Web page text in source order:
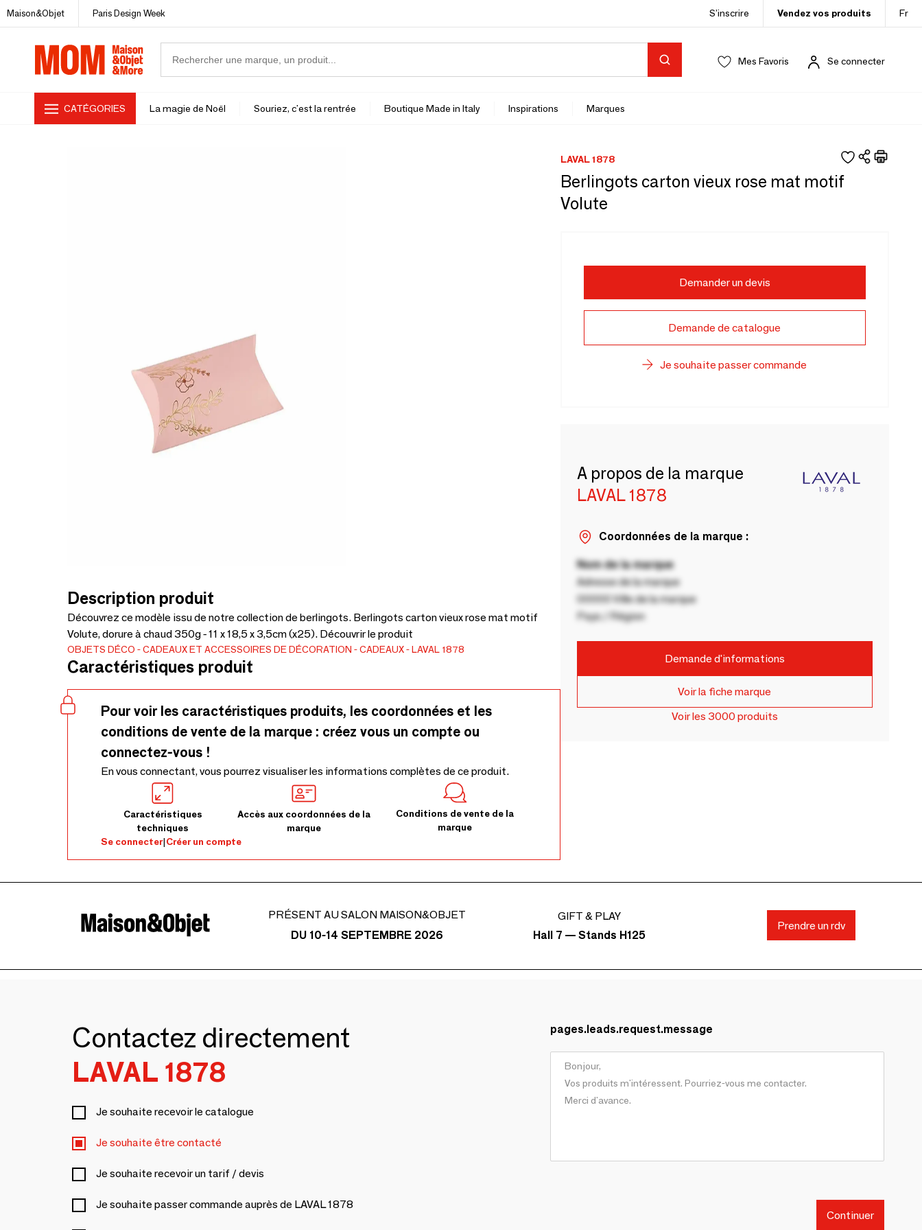
Maison&Objet Paris Design Week S’inscrire Vendez vos produits Fr
Mes Favoris Se connecter
CATÉGORIES La magie de Noël Souriez, c'est la rentrée Boutique Made in Italy Inspirations Marques
Description produit
Découvrez ce modèle issu de notre collection de berlingots. Berlingots carton vieux rose mat motif
Volute, dorure à chaud 350g - 11 x 18,5 x 3,5cm (x25). Découvrir le produit
OBJETS DÉCO CADEAUX ET ACCESSOIRES DE DÉCORATION CADEAUX LAVAL 1878
Caractéristiques produit
Pour voir les caractéristiques produits, les coordonnées et les
conditions de vente de la marque : créez vous un compte ou
connectez-vous !
En vous connectant, vous pourrez visualiser les informations complètes de ce produit.
Caractéristiques
techniques
Accès aux coordonnées de la
marque
Conditions de vente de la
marque
Se connecter|Créer un compte
LAVAL 1878
Berlingots carton vieux rose mat motif
Volute
Demander un devis
Demande de catalogue
Je souhaite passer commande
A propos de la marque
LAVAL 1878
Coordonnées de la marque :
Nom de la marque
Adresse de la marque
00000 Ville de la marque
Pays / Région
Demande d'informations
Voir la fiche marque
Voir les 3000 produits
PRÉSENT AU SALON MAISON&OBJET
DU 10-14 SEPTEMBRE 2026
GIFT & PLAY
Hall 7 — Stands H125
Prendre un rdv
Contactez directement
LAVAL 1878
Je souhaite recevoir le catalogue
Je souhaite être contacté
Je souhaite recevoir un tarif / devis
Je souhaite passer commande auprès de LAVAL 1878
pages.leads.request.message
Continuer